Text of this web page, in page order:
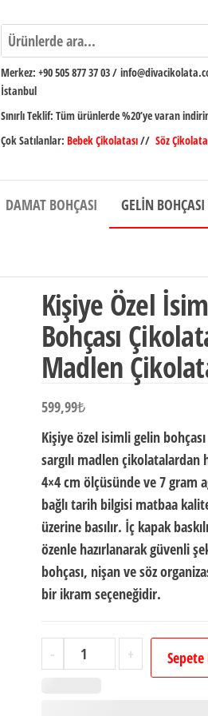
Merkez: +90 505 877 37 03/
İstanbul
Sınırlı Teklif: Tüm ürünlerde %20’ye varan
Çok Satılanlar: Bebek Çikolatası// Söz
DAMAT BOHÇASI GELIN BOHÇASI
Kişiye Özel
Bohçası
Madlen
599,99₺
Kişiye özel isimli gelin
sargılı madlen çikolatalardan
4×4 cm ölçüsünde ve 7 gram
bağlı tarih bilgisi matbaa
üzerine basılır. İç kapak
özenle hazırlanarak güvenli
bohçası, nişan ve söz
bir ikram seçeneğidir.
-
Kişiye
Özel
+ Sepete